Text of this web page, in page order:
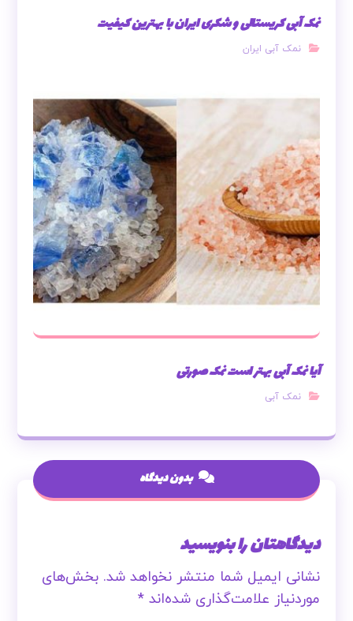
نمک آبی کریستالی و شکری ایران با بهترین کیفیت
نمک آبی ایران
آیا نمک آبی بهتر است نمک صورتی
نمک آبی
بدون دیدگاه
دیدگاهتان را بنویسید
نشانی ایمیل شما منتشر نخواهد شد. بخش‌های
موردنیاز علامت‌گذاری شده‌اند*